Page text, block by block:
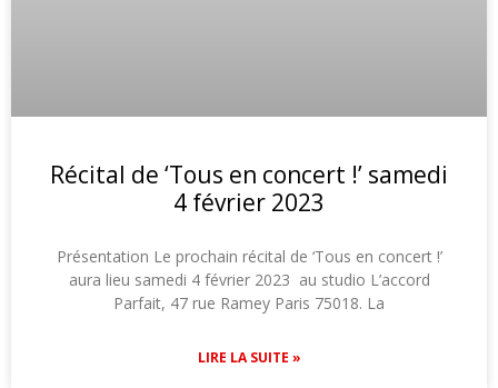
Récital de ‘Tous en concert !’ samedi
4 février 2023
Présentation Le prochain récital de ‘Tous en concert !’
aura lieu samedi 4 février 2023 au studio L’accord
Parfait, 47 rue Ramey Paris 75018. La
LIRE LA SUITE »